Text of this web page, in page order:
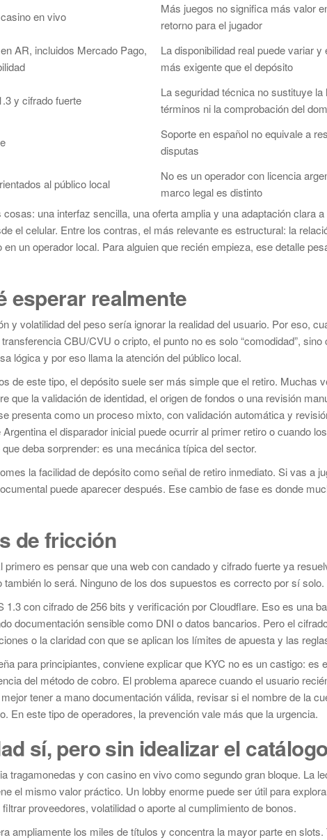
en vivo
Más juegos no significa más valor
retorno para el jugador
AR, incluidos Mercado Pago,
La disponibilidad real puede variar y
más exigente que el depósito
y cifrado fuerte
La seguridad técnica no sustituye la
términos ni la comprobación del
Soporte en español no equivale a
disputas
al público local
No es un operador con licencia
marco legal es distinto
una interfaz sencilla, una oferta amplia y una adaptación clara
el celular. Entre los contras, el más relevante es estructural: la
un operador local. Para alguien que recién empieza, ese detalle
esperar realmente
y volatilidad del peso sería ignorar la realidad del usuario. Por eso,
CBU/CVU o cripto, el punto no es solo “comodidad”, sino
lógica y por eso llama la atención del público local.
de este tipo, el depósito suele ser más simple que el retiro. Muchas
que la validación de identidad, el origen de fondos o una revisión
presenta como un proceso mixto, con validación automática y
el disparador inicial puede ocurrir al primer retiro o cuando
deba sorprender: es una mecánica típica del sector.
la facilidad de depósito como señal de retiro inmediato. Si vas a
puede aparecer después. Ese cambio de fase es donde
de fricción
es pensar que una web con candado y cifrado fuerte ya
lo será. Ninguno de los dos supuestos es correcto por sí solo.
1.3 con cifrado de 256 bits y verificación por Cloudflare. Eso es una
documentación sensible como DNI o datos bancarios. Pero el
o la claridad con que se aplican los límites de apuesta y las
para principiantes, conviene explicar que KYC no es un castigo: es
del método de cobro. El problema aparece cuando el usuario
tener a mano documentación válida, revisar si el nombre de la
En este tipo de operadores, la prevención vale más que la urgencia.
sí, pero sin idealizar el catálogo
tragamonedas y con casino en vivo como segundo gran bloque. La
el mismo valor práctico. Un lobby enorme puede ser útil para
proveedores, volatilidad o aporte al cumplimiento de bonos.
ampliamente los miles de títulos y concentra la mayor parte en slots.